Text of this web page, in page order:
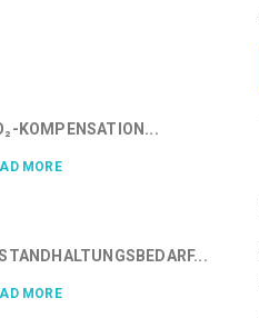
KOMPENSATION...
MORE
MORE